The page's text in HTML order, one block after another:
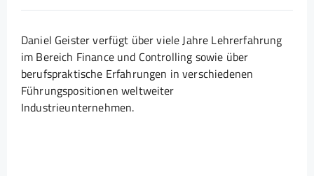
Daniel Geister verfügt über viele Jahre Lehrerfahrung
im Bereich Finance und Controlling sowie über
berufspraktische Erfahrungen in verschiedenen
Führungspositionen weltweiter
Industrieunternehmen.